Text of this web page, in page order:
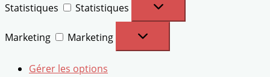
Statistiques Statistiques
Marketing Marketing
Gérer les options